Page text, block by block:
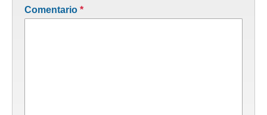
Comentario *